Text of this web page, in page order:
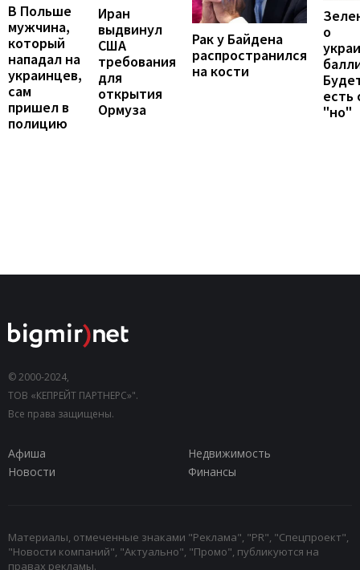
В Польше
мужчина,
который
нападал на
украинцев,
сам
пришел в
полицию
Иран
выдвинул
США
требования
для
открытия
Ормуза
Рак у Байдена
распространился
на кости
о
есть
"но"
© 2000-2024,
ТОВ «КЕПРЕЙТ ПАРТНЕРС»".
Все права защищены.
Афиша
Недвижимость
Новости
Финансы
Материалы, отмеченные знаками "Реклама", "PR", "Спецпроект",
"Новости компаний", "Актуально", "Промо", публикуются на
правах рекламы.